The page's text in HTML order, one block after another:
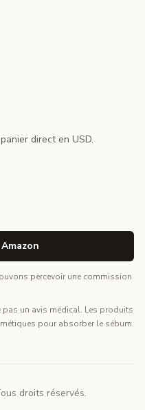
direct en USD.
percevoir une commission
pas un avis médical. Les produits
pour absorber le sébum.
droits réservés.